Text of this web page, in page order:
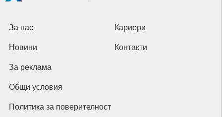
За нас Кариери
Новини Контакти
За реклама
Общи условия
Политика за поверителност